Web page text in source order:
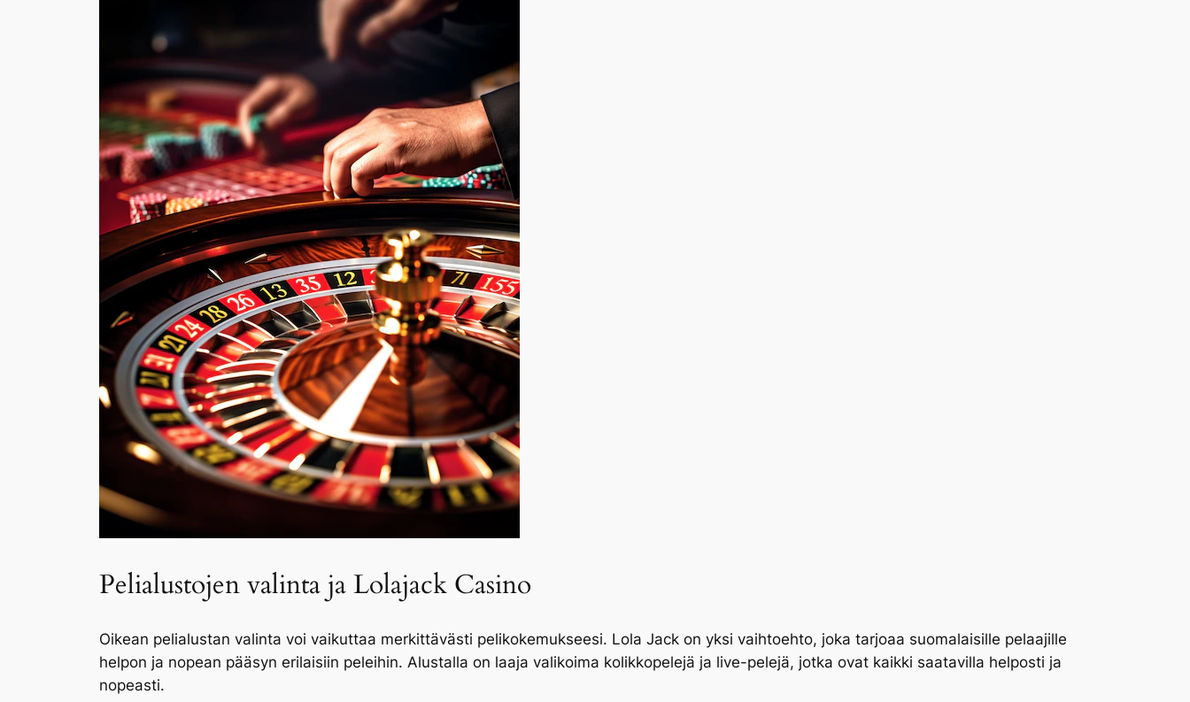
Pelialustojen valinta ja Lolajack Casino
Oikean pelialustan valinta voi vaikuttaa merkittävästi pelikokemukseesi. Lola Jack on yksi vaihtoehto, joka tarjoaa suomalaisille pelaajille
helpon ja nopean pääsyn erilaisiin peleihin. Alustalla on laaja valikoima kolikkopelejä ja live-pelejä, jotka ovat kaikki saatavilla helposti ja
nopeasti.